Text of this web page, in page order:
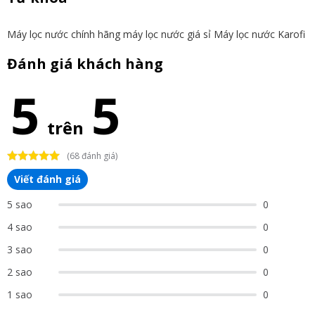
Máy lọc nước chính hãng máy lọc nước giá sỉ Máy lọc nước Karofi
Đánh giá khách hàng
5 trên 5
(68 đánh giá)
Viết đánh giá
5 sao
0
4 sao
0
3 sao
0
2 sao
0
1 sao
0